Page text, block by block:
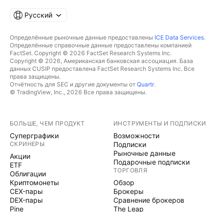
Русский
Определённые рыночные данные предоставлены ICE Data Services.
Определённые справочные данные предоставлены компанией
FactSet. Copyright © 2026 FactSet Research Systems Inc.
Copyright © 2026, Американская банковская ассоциация. База
данных CUSIP предоставлена FactSet Research Systems Inc. Все
права защищены.
Отчётность для SEC и другие документы от Quartr.
© TradingView, Inc., 2026 Все права защищены.
БОЛЬШЕ, ЧЕМ ПРОДУКТ
Суперграфики
СКРИНЕРЫ
Акции
ETF
Облигации
Криптомонеты
CEX-пары
DEX-пары
Pine
ИНСТРУМЕНТЫ И ПОДПИСКИ
Возможности
Подписки
Рыночные данные
Подарочные подписки
ТОРГОВЛЯ
Обзор
Брокеры
Сравнение брокеров
The Leap